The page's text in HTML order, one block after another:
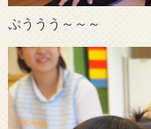
ぷううう～～～